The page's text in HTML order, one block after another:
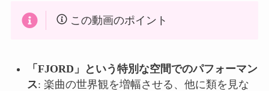
この動画のポイント
「FJORD」という特別な空間でのパフォーマン
ス: 楽曲の世界観を増幅させる、他に類を見な